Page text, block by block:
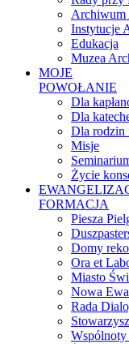
Archiwum
Instytucje
Edukacja
Muzea
MOJE
POWOŁANIE
Dla
Dla
Dla rodzin
Misje
Życie
FORMACJA
Piesza
Domy
Ora et
Miasto
Nowa
Rada
Wspólnoty